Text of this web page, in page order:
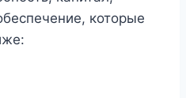
которые